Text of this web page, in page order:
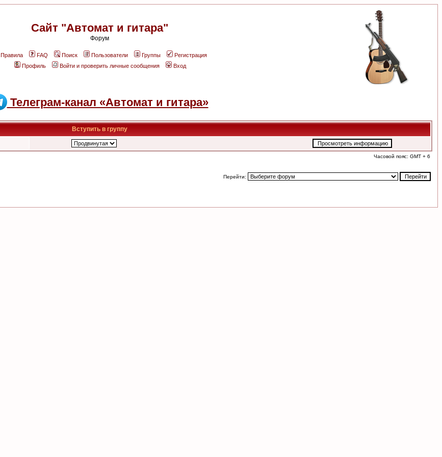
Сайт "Автомат и гитара"
Форум
Правила FAQ Поиск Пользователи Группы
Регистрация
Профиль
Войти и проверить личные сообщения Вход
Телеграм-канал «Автомат и гитара»
Вступить в группу
Часовой пояс: GMT + 6
Перейти: